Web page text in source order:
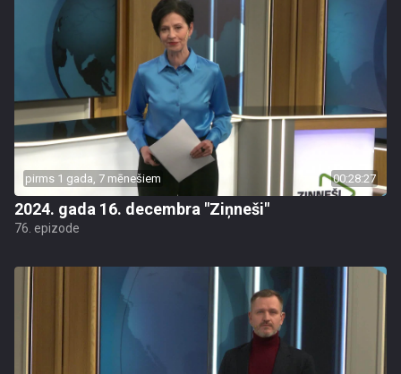
pirms 1 gada, 7 mēnešiem 00:28:27
2024. gada 16. decembra "Ziņneši"
76. epizode